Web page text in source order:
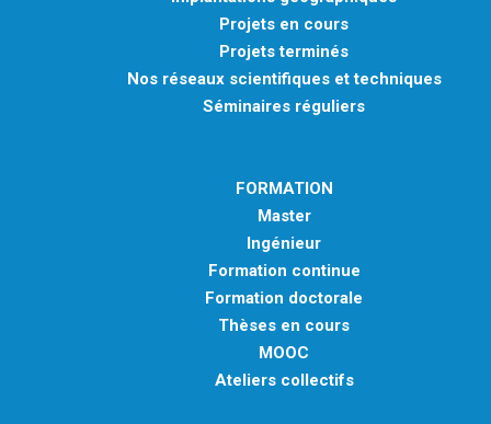
Projets en cours
Projets terminés
Nos réseaux scientifiques et techniques
Séminaires réguliers
FORMATION
Master
Ingénieur
Formation continue
Formation doctorale
Thèses en cours
MOOC
Ateliers collectifs